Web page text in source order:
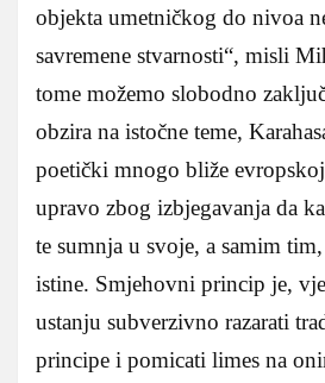
objekta umetničkog do nivoa
savremene stvarnosti“, misli
tome možemo slobodno
obzira na istočne teme,
poetički mnogo bliže
upravo zbog izbjegavanja da
te sumnja u svoje, a samim
istine. Smjehovni princip je,
ustanju subverzivno razarati
principe i pomicati limes na